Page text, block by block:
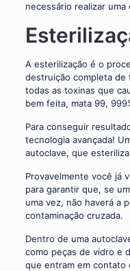
necessário realizar
A esterilização é o
destruição completa de
todas as toxinas que
bem feita, mata 99,
Para conseguir
tecnologia avançada!
autoclave, que
Provavelmente você já
para garantir que, se
uma vez, não haverá a
contaminação cruzada.
Dentro de uma
como peças de vidro e
que entram em contato